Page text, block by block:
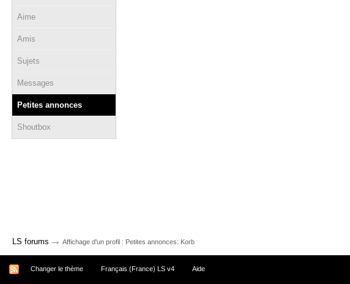
Aime
Amis
Sujets
Messages
Petites annonces
Shoutbox
LS forums → Affichage d'un profil : Petites annonces: Korb
Changer le thème Français (France) LS v4 Aide